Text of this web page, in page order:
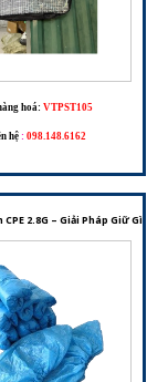
hoá: VTPST105
hệ : 098.148.6162
Môi Trường Làm Việc
CPE 2.8G – Giải Pháp Giữ Gìn